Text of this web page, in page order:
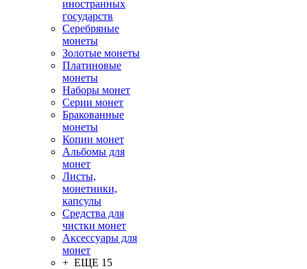
иностранных
государств
Серебряные
монеты
Золотые монеты
Платиновые
монеты
Наборы монет
Серии монет
Бракованные
монеты
Копии монет
Альбомы для
монет
Листы,
монетники,
капсулы
Средства для
чистки монет
Аксессуары для
монет
+ ЕЩЕ 15